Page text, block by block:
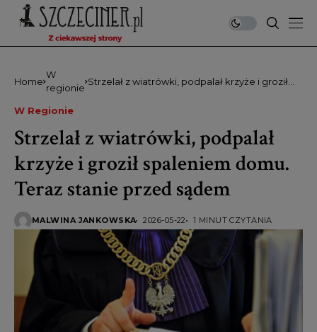
Home
W
regionie
Strzelał z wiatrówki, podpalał krzyże i groził
W Regionie
Strzelał z wiatrówki, podpalał
krzyże i groził spaleniem domu.
Teraz stanie przed sądem
MALWINA JANKOWSKA 2026-05-22 1 MINUT CZYTANIA